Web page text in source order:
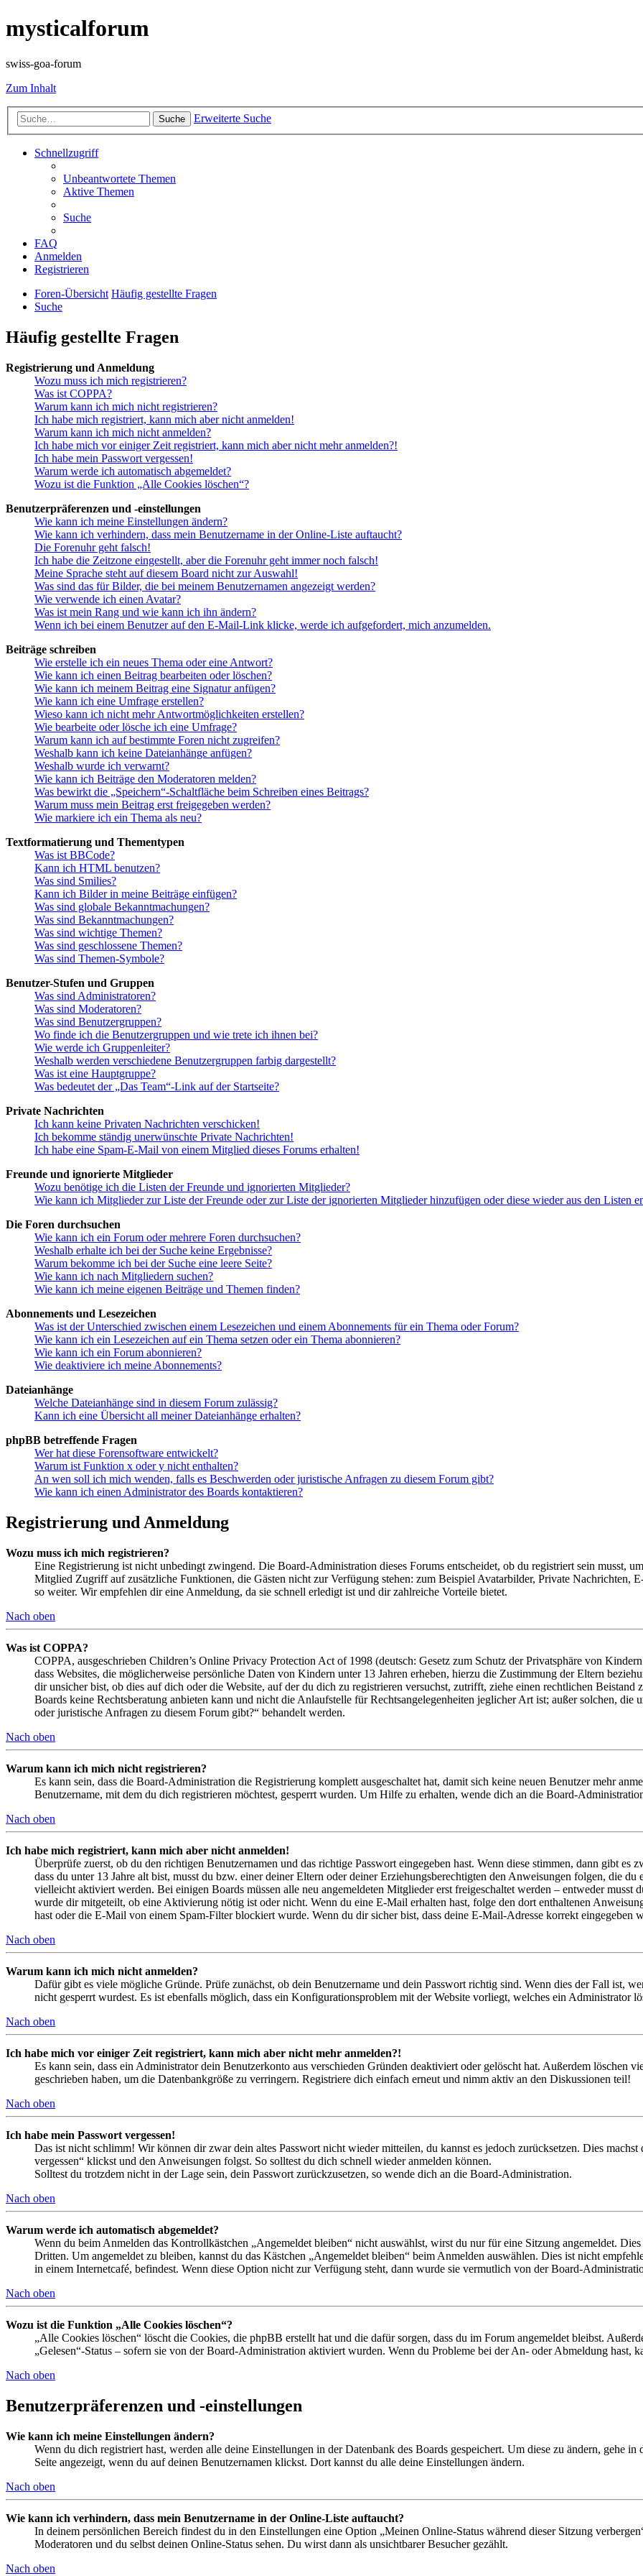
mysticalforum
swiss-goa-forum
Zum Inhalt
Suche Erweiterte Suche
Schnellzugriff
Unbeantwortete Themen
Aktive Themen
Suche
FAQ
Anmelden
Registrieren
Foren-Übersicht Häufig gestellte Fragen
Suche
Häufig gestellte Fragen
Registrierung und Anmeldung
Wozu muss ich mich registrieren?
Was ist COPPA?
Warum kann ich mich nicht registrieren?
Ich habe mich registriert, kann mich aber nicht anmelden!
Warum kann ich mich nicht anmelden?
Ich habe mich vor einiger Zeit registriert, kann mich aber nicht mehr anmelden?!
Ich habe mein Passwort vergessen!
Warum werde ich automatisch abgemeldet?
Wozu ist die Funktion „Alle Cookies löschen“?
Benutzerpräferenzen und -einstellungen
Wie kann ich meine Einstellungen ändern?
Wie kann ich verhindern, dass mein Benutzername in der Online-Liste auftaucht?
Die Forenuhr geht falsch!
Ich habe die Zeitzone eingestellt, aber die Forenuhr geht immer noch falsch!
Meine Sprache steht auf diesem Board nicht zur Auswahl!
Was sind das für Bilder, die bei meinem Benutzernamen angezeigt werden?
Wie verwende ich einen Avatar?
Was ist mein Rang und wie kann ich ihn ändern?
Wenn ich bei einem Benutzer auf den E-Mail-Link klicke, werde ich aufgefordert, mich anzumelden.
Beiträge schreiben
Wie erstelle ich ein neues Thema oder eine Antwort?
Wie kann ich einen Beitrag bearbeiten oder löschen?
Wie kann ich meinem Beitrag eine Signatur anfügen?
Wie kann ich eine Umfrage erstellen?
Wieso kann ich nicht mehr Antwortmöglichkeiten erstellen?
Wie bearbeite oder lösche ich eine Umfrage?
Warum kann ich auf bestimmte Foren nicht zugreifen?
Weshalb kann ich keine Dateianhänge anfügen?
Weshalb wurde ich verwarnt?
Wie kann ich Beiträge den Moderatoren melden?
Was bewirkt die „Speichern“-Schaltfläche beim Schreiben eines Beitrags?
Warum muss mein Beitrag erst freigegeben werden?
Wie markiere ich ein Thema als neu?
Textformatierung und Thementypen
Was ist BBCode?
Kann ich HTML benutzen?
Was sind Smilies?
Kann ich Bilder in meine Beiträge einfügen?
Was sind globale Bekanntmachungen?
Was sind Bekanntmachungen?
Was sind wichtige Themen?
Was sind geschlossene Themen?
Was sind Themen-Symbole?
Benutzer-Stufen und Gruppen
Was sind Administratoren?
Was sind Moderatoren?
Was sind Benutzergruppen?
Wo finde ich die Benutzergruppen und wie trete ich ihnen bei?
Wie werde ich Gruppenleiter?
Weshalb werden verschiedene Benutzergruppen farbig dargestellt?
Was ist eine Hauptgruppe?
Was bedeutet der „Das Team“-Link auf der Startseite?
Private Nachrichten
Ich kann keine Privaten Nachrichten verschicken!
Ich bekomme ständig unerwünschte Private Nachrichten!
Ich habe eine Spam-E-Mail von einem Mitglied dieses Forums erhalten!
Freunde und ignorierte Mitglieder
Wozu benötige ich die Listen der Freunde und ignorierten Mitglieder?
Wie kann ich Mitglieder zur Liste der Freunde oder zur Liste der ignorierten Mitglieder hinzufügen oder diese wieder aus den Listen
Die Foren durchsuchen
Wie kann ich ein Forum oder mehrere Foren durchsuchen?
Weshalb erhalte ich bei der Suche keine Ergebnisse?
Warum bekomme ich bei der Suche eine leere Seite?
Wie kann ich nach Mitgliedern suchen?
Wie kann ich meine eigenen Beiträge und Themen finden?
Abonnements und Lesezeichen
Was ist der Unterschied zwischen einem Lesezeichen und einem Abonnements für ein Thema oder Forum?
Wie kann ich ein Lesezeichen auf ein Thema setzen oder ein Thema abonnieren?
Wie kann ich ein Forum abonnieren?
Wie deaktiviere ich meine Abonnements?
Dateianhänge
Welche Dateianhänge sind in diesem Forum zulässig?
Kann ich eine Übersicht all meiner Dateianhänge erhalten?
phpBB betreffende Fragen
Wer hat diese Forensoftware entwickelt?
Warum ist Funktion x oder y nicht enthalten?
An wen soll ich mich wenden, falls es Beschwerden oder juristische Anfragen zu diesem Forum gibt?
Wie kann ich einen Administrator des Boards kontaktieren?
Registrierung und Anmeldung
Wozu muss ich mich registrieren?
Eine Registrierung ist nicht unbedingt zwingend. Die Board-Administration dieses Forums entscheidet, ob du registriert sein musst,
Mitglied Zugriff auf zusätzliche Funktionen, die Gästen nicht zur Verfügung stehen: zum Beispiel Avatarbilder, Private Nachrichten,
so weiter. Wir empfehlen dir eine Anmeldung, da sie schnell erledigt ist und dir zahlreiche Vorteile bietet.
Nach oben
Was ist COPPA?
COPPA, ausgeschrieben Children’s Online Privacy Protection Act of 1998 (deutsch: Gesetz zum Schutz der Privatsphäre von
dass Websites, die möglicherweise persönliche Daten von Kindern unter 13 Jahren erheben, hierzu die Zustimmung der Eltern
dir unsicher bist, ob dies auf dich oder die Website, auf der du dich zu registrieren versuchst, zutrifft, ziehe einen rechtlichen
Boards keine Rechtsberatung anbieten kann und nicht die Anlaufstelle für Rechtsangelegenheiten jeglicher Art ist; außer solchen,
oder juristische Anfragen zu diesem Forum gibt?“ behandelt werden.
Nach oben
Warum kann ich mich nicht registrieren?
Es kann sein, dass die Board-Administration die Registrierung komplett ausgeschaltet hat, damit sich keine neuen Benutzer mehr
Benutzername, mit dem du dich registrieren möchtest, gesperrt wurden. Um Hilfe zu erhalten, wende dich an die Board-
Nach oben
Ich habe mich registriert, kann mich aber nicht anmelden!
Überprüfe zuerst, ob du den richtigen Benutzernamen und das richtige Passwort eingegeben hast. Wenn diese stimmen, dann gibt es
dass du unter 13 Jahre alt bist, musst du bzw. einer deiner Eltern oder deiner Erziehungsberechtigten den Anweisungen folgen, die
vielleicht aktiviert werden. Bei einigen Boards müssen alle neu angemeldeten Mitglieder erst freigeschaltet werden – entweder musst
wurde dir mitgeteilt, ob eine Aktivierung nötig ist oder nicht. Wenn du eine E-Mail erhalten hast, folge den dort enthaltenen
hast oder die E-Mail von einem Spam-Filter blockiert wurde. Wenn du dir sicher bist, dass deine E-Mail-Adresse korrekt eingegeben
Nach oben
Warum kann ich mich nicht anmelden?
Dafür gibt es viele mögliche Gründe. Prüfe zunächst, ob dein Benutzername und dein Passwort richtig sind. Wenn dies der Fall ist,
nicht gesperrt wurdest. Es ist ebenfalls möglich, dass ein Konfigurationsproblem mit der Website vorliegt, welches ein Administrator
Nach oben
Ich habe mich vor einiger Zeit registriert, kann mich aber nicht mehr anmelden?!
Es kann sein, dass ein Administrator dein Benutzerkonto aus verschieden Gründen deaktiviert oder gelöscht hat. Außerdem löschen
geschrieben haben, um die Datenbankgröße zu verringern. Registriere dich einfach erneut und nimm aktiv an den Diskussionen teil!
Nach oben
Ich habe mein Passwort vergessen!
Das ist nicht schlimm! Wir können dir zwar dein altes Passwort nicht wieder mitteilen, du kannst es jedoch zurücksetzen. Dies
vergessen“ klickst und den Anweisungen folgst. So solltest du dich schnell wieder anmelden können.
Solltest du trotzdem nicht in der Lage sein, dein Passwort zurückzusetzen, so wende dich an die Board-Administration.
Nach oben
Warum werde ich automatisch abgemeldet?
Wenn du beim Anmelden das Kontrollkästchen „Angemeldet bleiben“ nicht auswählst, wirst du nur für eine Sitzung angemeldet.
Dritten. Um angemeldet zu bleiben, kannst du das Kästchen „Angemeldet bleiben“ beim Anmelden auswählen. Dies ist nicht
in einem Internetcafé, befindest. Wenn diese Option nicht zur Verfügung steht, dann wurde sie vermutlich von der Board-
Nach oben
Wozu ist die Funktion „Alle Cookies löschen“?
„Alle Cookies löschen“ löscht die Cookies, die phpBB erstellt hat und die dafür sorgen, dass du im Forum angemeldet bleibst.
„Gelesen“-Status – sofern sie von der Board-Administration aktiviert wurden. Wenn du Probleme bei der An- oder Abmeldung hast,
Nach oben
Benutzerpräferenzen und -einstellungen
Wie kann ich meine Einstellungen ändern?
Wenn du dich registriert hast, werden alle deine Einstellungen in der Datenbank des Boards gespeichert. Um diese zu ändern, gehe
Seite angezeigt, wenn du auf deinen Benutzernamen klickst. Dort kannst du alle deine Einstellungen ändern.
Nach oben
Wie kann ich verhindern, dass mein Benutzername in der Online-Liste auftaucht?
In deinem persönlichen Bereich findest du in den Einstellungen eine Option „Meinen Online-Status während dieser Sitzung
Moderatoren und du selbst deinen Online-Status sehen. Du wirst dann als unsichtbarer Besucher gezählt.
Nach oben